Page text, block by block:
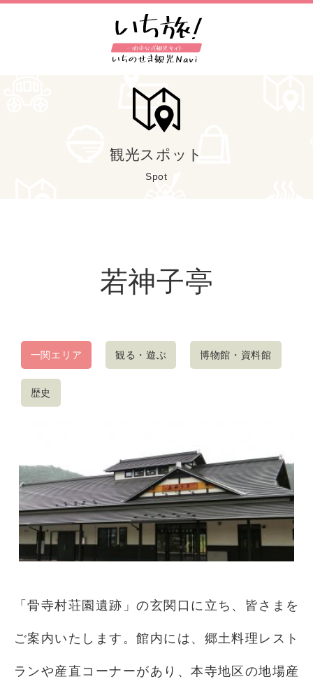
観光スポット
Spot
若神子亭
一関エリア 観る・遊ぶ 博物館・資料館
歴史
「骨寺村荘園遺跡」の玄関口に立ち、皆さまを
ご案内いたします。館内には、郷土料理レスト
ランや産直コーナーがあり、本寺地区の地場産